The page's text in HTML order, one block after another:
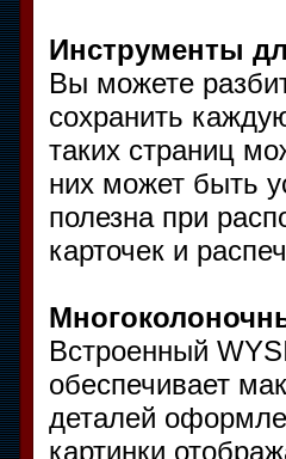
Инструменты
Вы можете
сохранить
таких страниц
них может быть
полезна при
карточек и
Встроенный
обеспечивает
деталей
картинки